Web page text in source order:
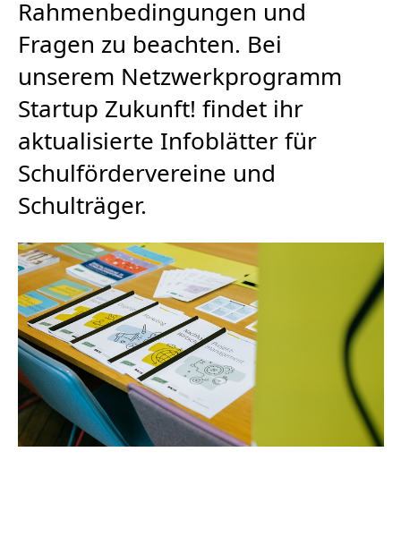
Rahmenbedingungen und
Fragen zu beachten. Bei
unserem Netzwerkprogramm
Startup Zukunft! findet ihr
aktualisierte Infoblätter für
Schulfördervereine und
Schulträger.